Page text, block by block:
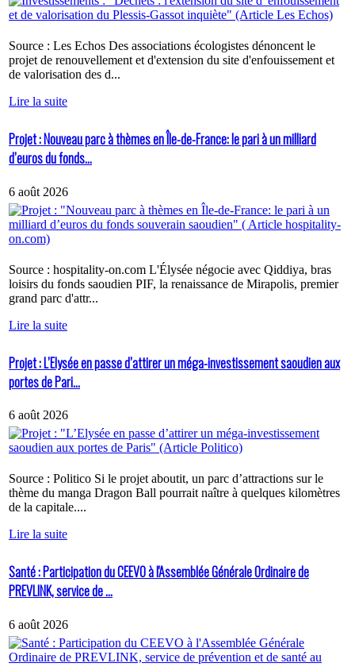
Source : Les Echos Des associations écologistes dénoncent le
projet de renouvellement et d'extension du site d'enfouissement et
de valorisation des d...
Lire la suite
Projet : Nouveau parc à thèmes en Île-de-France: le pari à un milliard
d’euros du fonds...
6 août 2026
Source : hospitality-on.com L'Élysée négocie avec Qiddiya, bras
loisirs du fonds saoudien PIF, la renaissance de Mirapolis, premier
grand parc d'attr...
Lire la suite
Projet : L’Elysée en passe d’attirer un méga-investissement saoudien aux
portes de Pari...
6 août 2026
Source : Politico Si le projet aboutit, un parc d’attractions sur le
thème du manga Dragon Ball pourrait naître à quelques kilomètres
de la capitale....
Lire la suite
Santé : Participation du CEEVO à l'Assemblée Générale Ordinaire de
PREVLINK, service de ...
6 août 2026